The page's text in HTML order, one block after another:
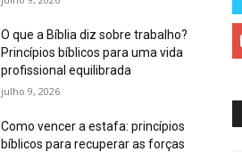
O que a Bíblia diz sobre trabalho?
Princípios bíblicos para uma vida
profissional equilibrada
julho 9, 2026
Como vencer a estafa: princípios
bíblicos para recuperar as forças